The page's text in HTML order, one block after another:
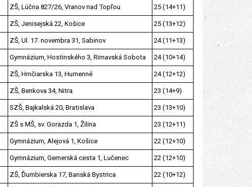
ZŠ, Lúčna 827/26, Vranov nad Topľou 25 (14+11)
ZŠ, Jenisejská 22, Košice 25 (13+12)
ZŠ, Ul. 17. novembra 31, Sabinov 24 (11+13)
Gymnázium, Hostinského 3, Rimavská Sobota 24 (10+14)
ZŠ, Hrnčiarska 13, Humenné 24 (12+12)
ZŠ, Benkova 34, Nitra 23 (14+9)
SZŠ, Bajkalská 20, Bratislava 23 (13+10)
ZŠ s MŠ, sv. Gorazda 1, Žilina 23 (12+11)
Gymnázium, Alejová 1, Košice 22 (12+10)
Gymnázium, Gemerská cesta 1, Lučenec 22 (12+10)
ZŠ, Ďumbierska 17, Banská Bystrica 22 (10+12)